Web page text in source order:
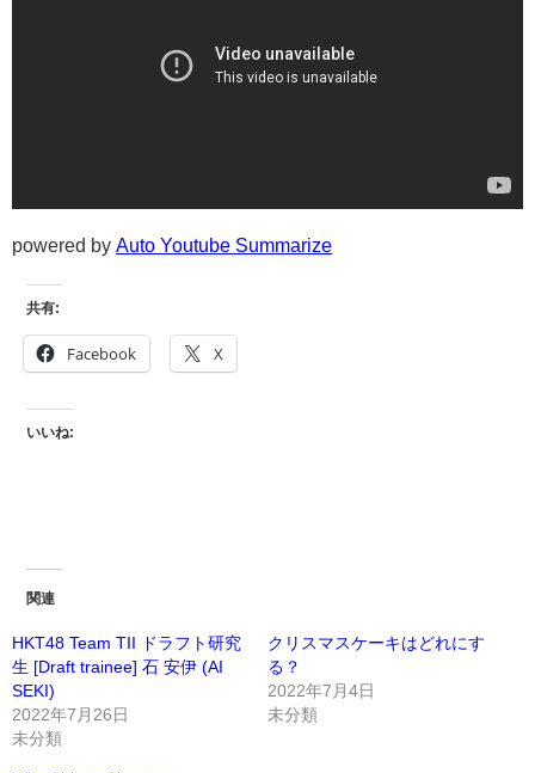
powered by Auto Youtube Summarize
共有:
Facebook X
いいね:
関連
HKT48 Team TII ドラフト研究
生 [Draft trainee] 石 安伊 (AI
SEKI)
2022年7月26日
未分類
クリスマスケーキはどれにす
る？
2022年7月4日
未分類